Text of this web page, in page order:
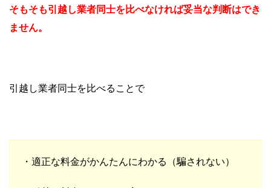
そもそも引越し業者同士を比べなければ妥当な判断はでき
ません。
引越し業者同士を比べることで
・適正な料金がかんたんにわかる（騙されない）